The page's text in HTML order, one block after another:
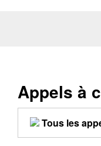
Appels à
Tous les